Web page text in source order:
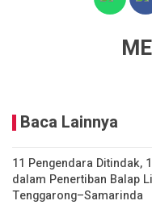
Baca Lainnya
11 Pengendara Ditindak,
dalam Penertiban Balap
Tenggarong–Samarinda